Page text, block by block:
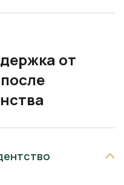
от
программу и
оформления ID-